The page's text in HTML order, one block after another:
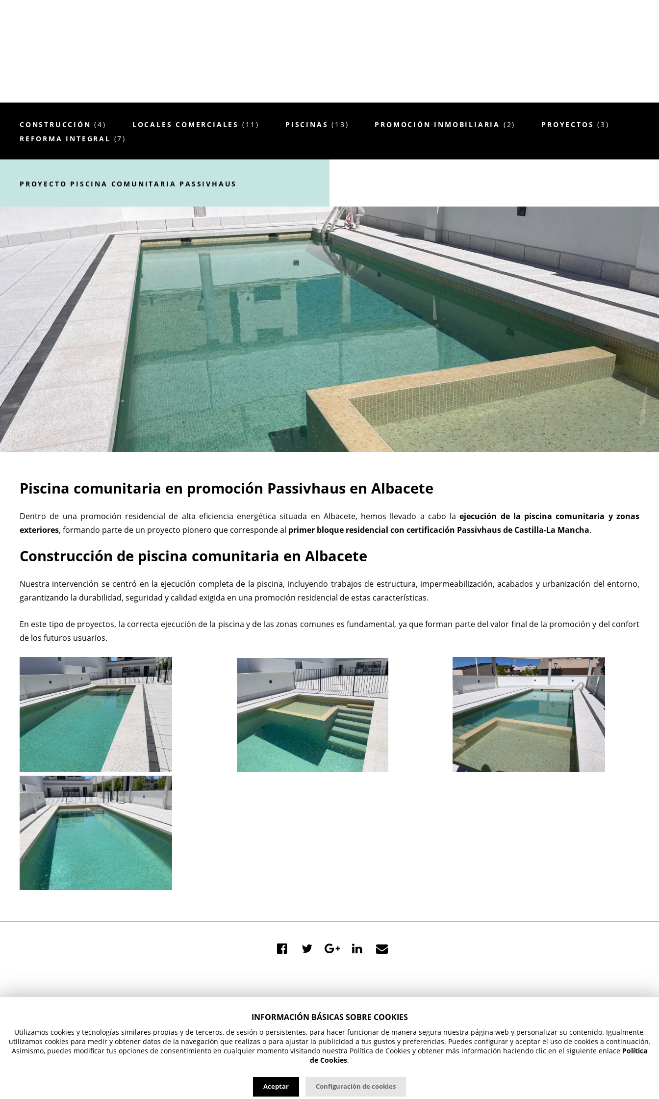
INFORMACIÓN BÁSICAS SOBRE COOKIES
Utilizamos cookies y tecnologías similares propias y de terceros, de sesión o persistentes, para hacer funcionar de manera segura nuestra página web y personalizar su contenido. Igualmente,
utilizamos cookies para medir y obtener datos de la navegación que realizas o para ajustar la publicidad a tus gustos y preferencias. Puedes configurar y aceptar el uso de cookies a continuación.
Asimismo, puedes modificar tus opciones de consentimiento en cualquier momento visitando nuestra Política de Cookies y obtener más información haciendo clic en el siguiente enlace Política
de Cookies.
Aceptar Configuración de cookies
CONSTRUCCIÓN(4) LOCALES COMERCIALES (11) PISCINAS(13) PROMOCIÓN INMOBILIARIA (2) PROYECTOS(3)
REFORMA INTEGRAL (7)
PROYECTO PISCINA COMUNITARIA PASSIVHAUS
Piscina comunitaria en promoción Passivhaus en Albacete
Dentro de una promoción residencial de alta eficiencia energética situada en Albacete, hemos llevado a cabo laejecución de la piscina comunitaria y zonas
exteriores, formando parte de un proyecto pionero que corresponde al primer bloque residencial con certificación Passivhaus de Castilla-La Mancha.
Construcción de piscina comunitaria en Albacete
Nuestra intervención se centró en la ejecución completa de la piscina, incluyendo trabajos de estructura, impermeabilización, acabados y urbanización del entorno,
garantizando la durabilidad, seguridad y calidad exigida en una promoción residencial de estas características.
En este tipo de proyectos, la correcta ejecución de la piscina y de las zonas comunes es fundamental, ya que forman parte del valor final de la promoción y del confort
de los futuros usuarios.
MARQUÉS DE VILLORES 34 · 02003 · ALBACETE | T 967 502 544 |
CONTACTA CON NOSOTROS
COLÓN 21 · 03001 · ALICANTE
Protección de datos Política de cookies